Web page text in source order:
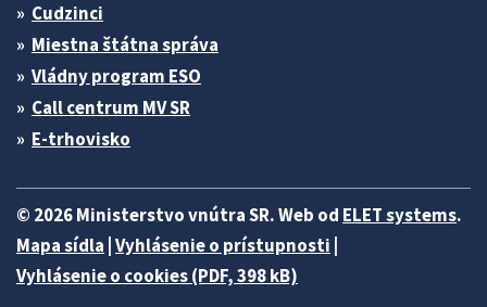
Cudzinci
Miestna štátna správa
Vládny program ESO
Call centrum MV SR
E-trhovisko
© 2026 Ministerstvo vnútra SR. Web od ELET systems.
Mapa sídla Vyhlásenie o prístupnosti
Vyhlásenie o cookies (PDF, 398 kB)